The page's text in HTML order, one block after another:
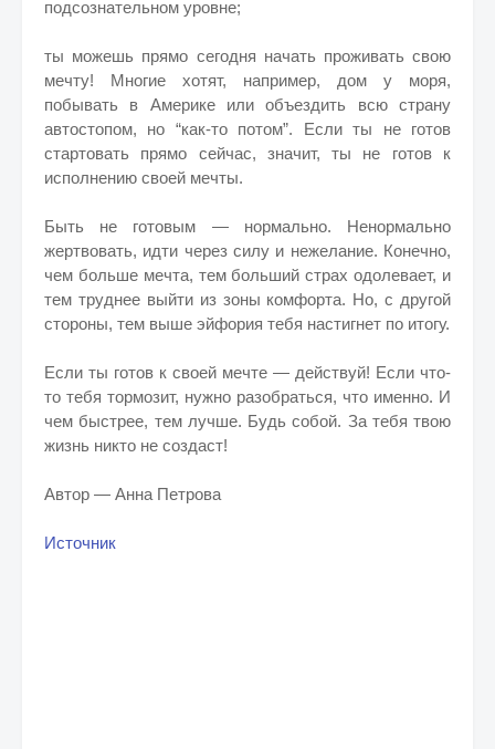
подсознательном уровне;
ты можешь прямо сегодня начать проживать свою
мечту! Многие хотят, например, дом у моря,
побывать в Америке или объездить всю страну
автостопом, но “как-то потом”. Если ты не готов
стартовать прямо сейчас, значит, ты не готов к
исполнению своей мечты.
Быть не готовым — нормально. Ненормально
жертвовать, идти через силу и нежелание. Конечно,
чем больше мечта, тем больший страх одолевает, и
тем труднее выйти из зоны комфорта. Но, с другой
стороны, тем выше эйфория тебя настигнет по итогу.
Если ты готов к своей мечте — действуй! Если что-
то тебя тормозит, нужно разобраться, что именно. И
чем быстрее, тем лучше. Будь собой. За тебя твою
жизнь никто не создаст!
Автор — Анна Петрова
Источник